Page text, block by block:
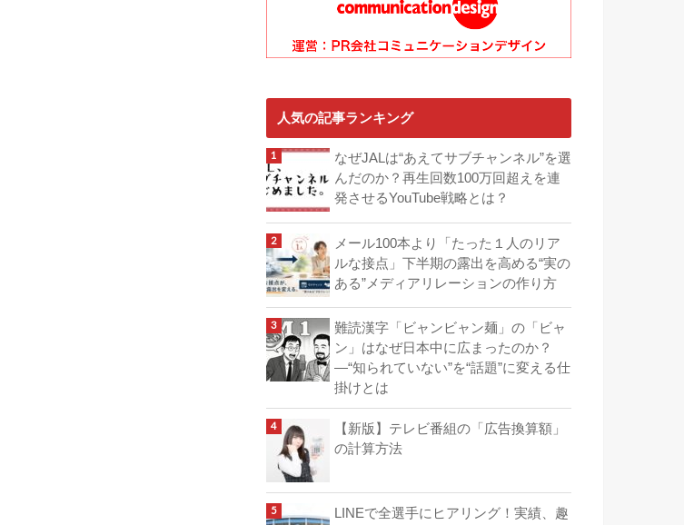
人気の記事ランキング
なぜJALは“あえてサブチャンネル”を選
んだのか？再生回数100万回超えを連
発させるYouTube戦略とは？
メール100本より「たった１人のリア
ルな接点」下半期の露出を高める“実の
ある”メディアリレーションの作り方
難読漢字「ビャンビャン麺」の「ビャ
ン」はなぜ日本中に広まったのか？
―“知られていない”を“話題”に変える仕
掛けとは
【新版】テレビ番組の「広告換算額」
の計算方法
LINEで全選手にヒアリング！実績、趣